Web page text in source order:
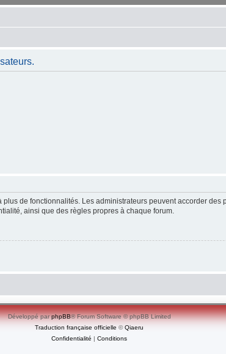
de fonctionnalités. Les administrateurs peuvent accorder
ainsi que des règles propres à chaque forum.
Développé parphpBB® Forum Software © phpBB Limited
Traduction française officielle ©Qiaeru
Confidentialité | Conditions